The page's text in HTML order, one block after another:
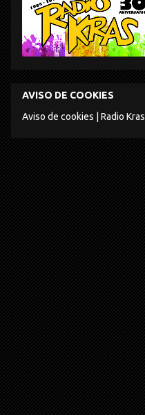
AVISO DE COOKIES
Aviso de cookies | Radio Kras